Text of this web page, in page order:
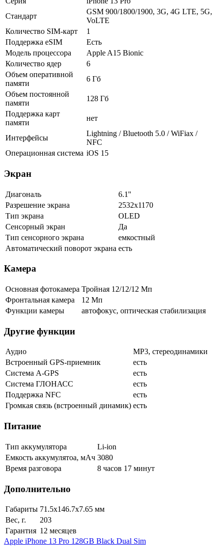
Стандарт
GSM 900/1800/1900, 3G, 4G LTE, 5G,
VoLTE
Количество SIM-карт
1
Поддержка eSIM
Есть
Модель процессора
Apple A15 Bionic
Количество ядер
6
Объем оперативной
памяти
6 Гб
Объем постоянной
памяти
128 Гб
Поддержка карт
памяти
нет
Интерфейсы
Lightning / Bluetooth 5.0 / WiFiax /
NFC
Операционная система iOS 15
Экран
Диагональ
6.1''
Разрешение экрана
2532x1170
Тип экрана
OLED
Сенсорный экран
Да
Тип сенсорного экрана
емкостный
Автоматический поворот экрана есть
Камера
Основная фотокамера Тройная 12/12/12 Мп
Фронтальная камера
12 Мп
Функции камеры
автофокус, оптическая стабилизация
Другие функции
Аудио
MP3, стереодинамики
Встроенный GPS-приемник
есть
Cистема A-GPS
есть
Система ГЛОНАСС
есть
Поддержка NFC
есть
Громкая связь (встроенный динамик) есть
Питание
Тип аккумулятора
Li-ion
Емкость аккумулятоа, мАч 3080
Время разговора
8 часов 17 минут
Дополнительно
Габариты 71.5x146.7x7.65 мм
Вес, г.
203
Гарантия 12 месяцев
Apple iPhone 13 Pro 128GB Black Dual Sim